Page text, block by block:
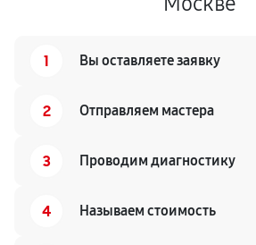
1 Вы оставляете заявку
2 Отправляем мастера
3 Проводим диагностику
4 Называем стоимость